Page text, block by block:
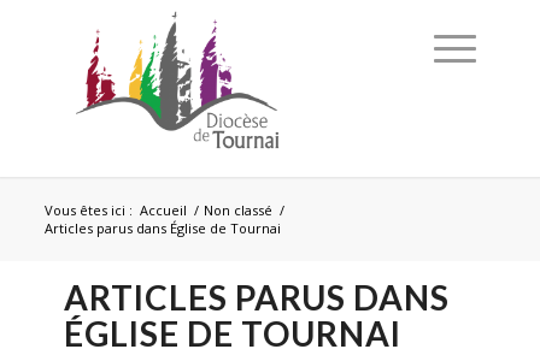
Vous êtes ici : Accueil / Non classé /
Articles parus dans Église de Tournai
ARTICLES PARUS DANS
ÉGLISE DE TOURNAI